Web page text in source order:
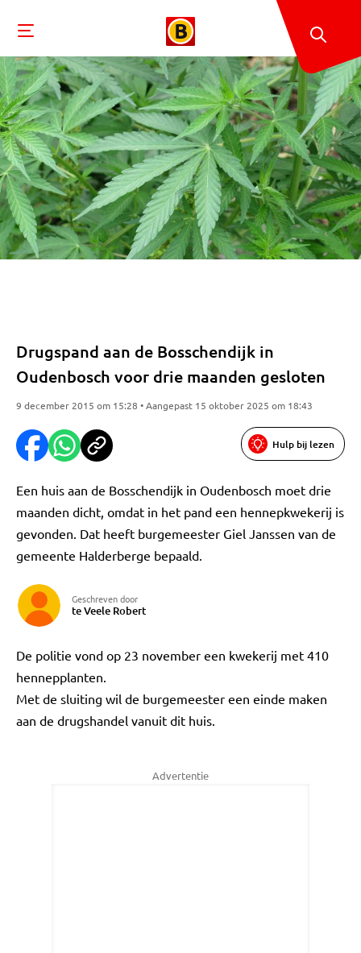
Drugspand aan de Bosschendijk in
Oudenbosch voor drie maanden gesloten
9 december 2015 om 15:28 • Aangepast 15 oktober 2025 om 18:43
Hulp bij lezen
Een huis aan de Bosschendijk in Oudenbosch moet drie
maanden dicht, omdat in het pand een hennepkwekerij is
gevonden. Dat heeft burgemeester Giel Janssen van de
gemeente Halderberge bepaald.
Geschreven door
te Veele Robert
De politie vond op 23 november een kwekerij met 410
hennepplanten.
Met de sluiting wil de burgemeester een einde maken
aan de drugshandel vanuit dit huis.
Advertentie